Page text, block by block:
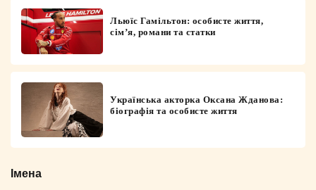
Льюїс Гамільтон: особисте життя,
сім’я, романи та статки
Українська акторка Оксана Жданова:
біографія та особисте життя
Імена